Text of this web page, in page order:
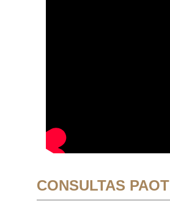
CONSULTAS PAOT